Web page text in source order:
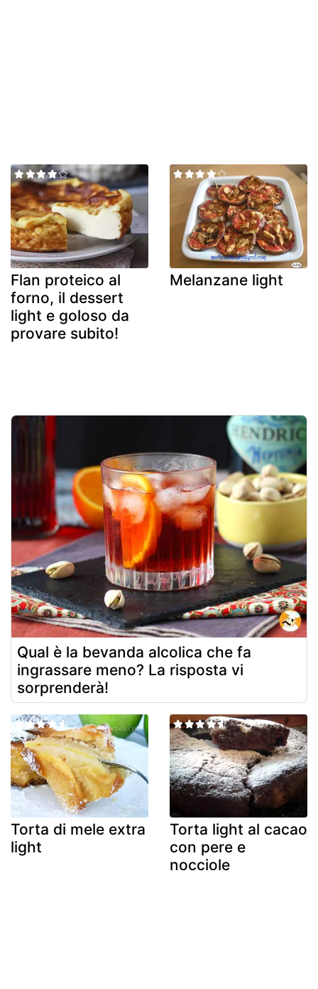
Flan proteico al
forno, il dessert
light e goloso da
provare subito!
Melanzane light
Qual è la bevanda alcolica che fa
ingrassare meno? La risposta vi
sorprenderà!
Torta di mele extra
light
Torta light al cacao
con pere e
nocciole